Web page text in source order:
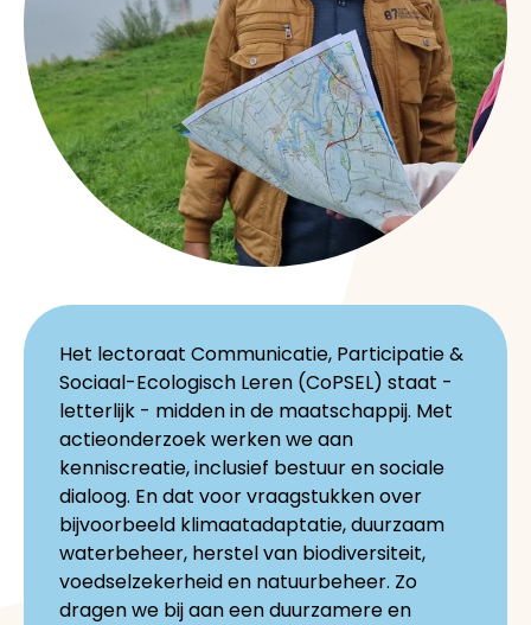
Het lectoraat Communicatie, Participatie &
Sociaal-Ecologisch Leren (CoPSEL) staat -
letterlijk - midden in de maatschappij. Met
actieonderzoek werken we aan
kenniscreatie, inclusief bestuur en sociale
dialoog. En dat voor vraagstukken over
bijvoorbeeld klimaatadaptatie, duurzaam
waterbeheer, herstel van biodiversiteit,
voedselzekerheid en natuurbeheer. Zo
dragen we bij aan een duurzamere en